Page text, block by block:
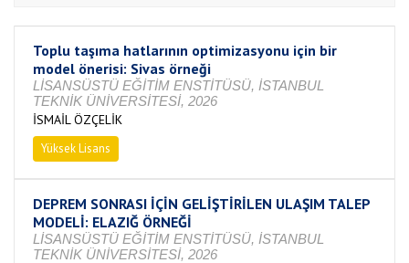
Toplu taşıma hatlarının optimizasyonu için bir
model önerisi: Sivas örneği
LİSANSÜSTÜ EĞİTİM ENSTİTÜSÜ, İSTANBUL
TEKNİK ÜNİVERSİTESİ, 2026
İSMAİL ÖZÇELİK
Yüksek Lisans
DEPREM SONRASI İÇİN GELİŞTİRİLEN ULAŞIM TALEP
MODELİ: ELAZIĞ ÖRNEĞİ
LİSANSÜSTÜ EĞİTİM ENSTİTÜSÜ, İSTANBUL
TEKNİK ÜNİVERSİTESİ, 2026